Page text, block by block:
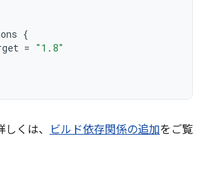
{
= "1.8"
くは、 ビルド依存関係の追加をご覧